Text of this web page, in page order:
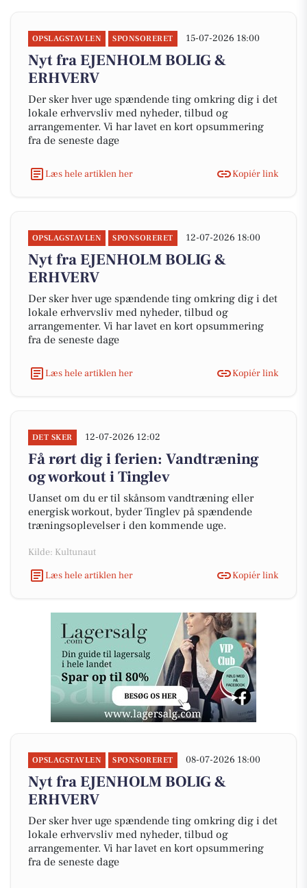
OPSLAGSTAVLEN SPONSORERET 15-07-2026 18:00
Nyt fra EJENHOLM BOLIG &
ERHVERV
Der sker hver uge spændende ting omkring dig i det
lokale erhvervsliv med nyheder, tilbud og
arrangementer. Vi har lavet en kort opsummering
fra de seneste dage
Læs hele artiklen her Kopiér link
OPSLAGSTAVLEN SPONSORERET 12-07-2026 18:00
Nyt fra EJENHOLM BOLIG &
ERHVERV
Der sker hver uge spændende ting omkring dig i det
lokale erhvervsliv med nyheder, tilbud og
arrangementer. Vi har lavet en kort opsummering
fra de seneste dage
Læs hele artiklen her Kopiér link
DET SKER 12-07-2026 12:02
Få rørt dig i ferien: Vandtræning
og workout i Tinglev
Uanset om du er til skånsom vandtræning eller
energisk workout, byder Tinglev på spændende
træningsoplevelser i den kommende uge.
Kilde: Kultunaut
Læs hele artiklen her
Kopiér link
OPSLAGSTAVLEN SPONSORERET 08-07-2026 18:00
Nyt fra EJENHOLM BOLIG &
ERHVERV
Der sker hver uge spændende ting omkring dig i det
lokale erhvervsliv med nyheder, tilbud og
arrangementer. Vi har lavet en kort opsummering
fra de seneste dage